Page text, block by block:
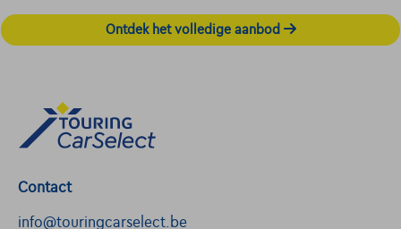
Ontdek het volledige aanbod
Contact
info@touringcarselect.be